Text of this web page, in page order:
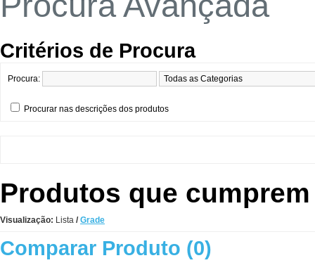
Critérios de Procura
Procura:
Procurar nas descrições dos produtos
Produtos que
Visualização: Lista / Grade
Comparar Produto (0)